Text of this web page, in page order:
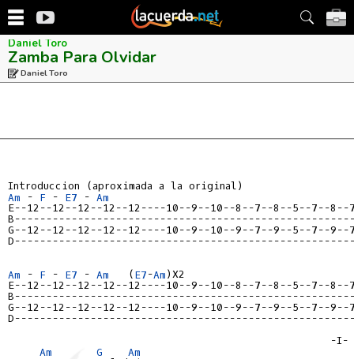
Daniel Toro
Zamba Para Olvidar
Daniel Toro
Am - F - E7 - Am
E--12--12--12--12--12----10--9--10--8--7--8--5--7--
G--12--12--12--12--12----10--9--10--9--7--9--5--7--
Am - F - E7 - Am
   (
E7-Am
E--12--12--12--12--12----10--9--10--8--7--8--5--7--
G--12--12--12--12--12----10--9--10--9--7--9--5--7--
                                                   -I-
Am
G
Am